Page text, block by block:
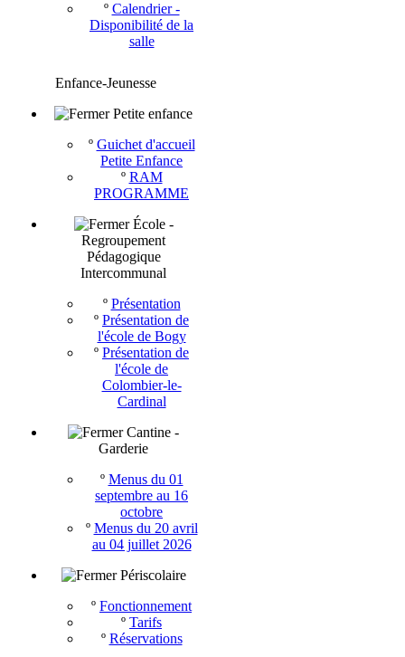
º Calendrier -
Disponibilité de la
salle
Enfance-Jeunesse
Petite enfance
º Guichet d'accueil
Petite Enfance
º RAM
PROGRAMME
École -
Regroupement
Pédagogique
Intercommunal
º Présentation
º Présentation de
l'école de Bogy
º Présentation de
l'école de
Colombier-le-
Cardinal
Cantine -
Garderie
º Menus du 01
septembre au 16
octobre
º Menus du 20 avril
au 04 juillet 2026
Périscolaire
º Fonctionnement
º Tarifs
º Réservations